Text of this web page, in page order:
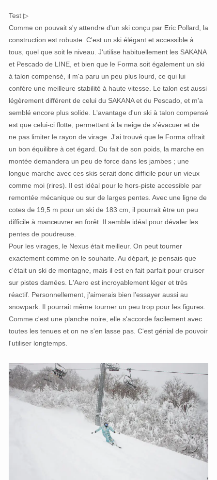
Test ▷
Comme on pouvait s'y attendre d'un ski conçu par Eric Pollard, la
construction est robuste. C'est un ski élégant et accessible à
tous, quel que soit le niveau. J'utilise habituellement les SAKANA
et Pescado de LINE, et bien que le Forma soit également un ski
à talon compensé, il m'a paru un peu plus lourd, ce qui lui
confère une meilleure stabilité à haute vitesse. Le talon est aussi
légèrement différent de celui du SAKANA et du Pescado, et m'a
semblé encore plus solide. L'avantage d'un ski à talon compensé
est que celui-ci flotte, permettant à la neige de s'évacuer et de
ne pas limiter le rayon de virage. J'ai trouvé que le Forma offrait
un bon équilibre à cet égard. Du fait de son poids, la marche en
montée demandera un peu de force dans les jambes ; une
longue marche avec ces skis serait donc difficile pour un vieux
comme moi (rires). Il est idéal pour le hors-piste accessible par
remontée mécanique ou sur de larges pentes. Avec une ligne de
cotes de 19,5 m pour un ski de 183 cm, il pourrait être un peu
difficile à manœuvrer en forêt. Il semble idéal pour dévaler les
pentes de poudreuse.
Pour les virages, le Nexus était meilleur. On peut tourner
exactement comme on le souhaite. Au départ, je pensais que
c'était un ski de montagne, mais il est en fait parfait pour cruiser
sur pistes damées. L'Aero est incroyablement léger et très
réactif. Personnellement, j'aimerais bien l'essayer aussi au
snowpark. Il pourrait même tourner un peu trop pour les figures.
Comme c'est une planche noire, elle s'accorde facilement avec
toutes les tenues et on ne s'en lasse pas. C'est génial de pouvoir
l'utiliser longtemps.